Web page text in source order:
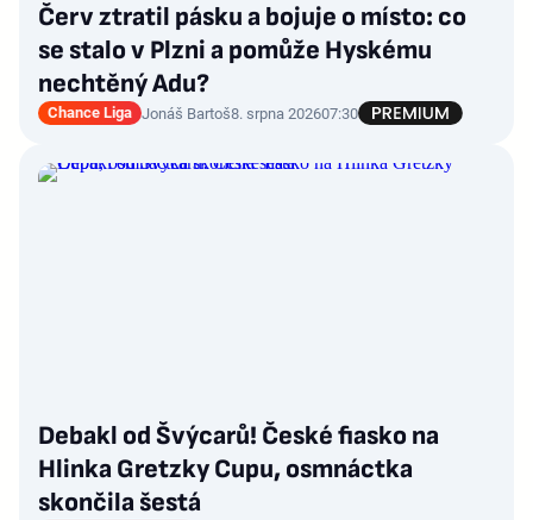
Červ ztratil pásku a bojuje o místo: co
se stalo v Plzni a pomůže Hyskému
nechtěný Adu?
Chance Liga Jonáš Bartoš8. srpna 202607:30
Debakl od Švýcarů! České fiasko na
Hlinka Gretzky Cupu, osmnáctka
skončila šestá